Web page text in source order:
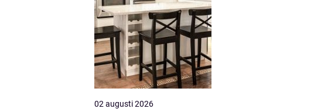
02 augusti 2026